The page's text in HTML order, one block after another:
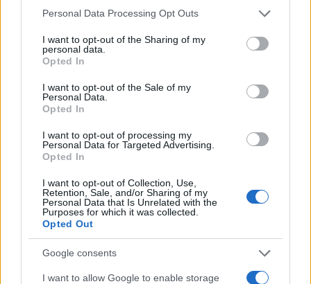
Please note that this website/app uses one or more Google
not limited to your visit or usage behaviour. You may click to
grant or deny consent to Google and its third-party tags to
use your data for below specified purposes in below Google
consent section.
Personal Data Processing Opt Outs
I want to opt-out of the Sharing of my
personal data.
Opted In
I want to opt-out of the Sale of my
Personal Data.
Opted In
I want to opt-out of processing my
Personal Data for Targeted Advertising.
Opted In
I want to opt-out of Collection, Use,
Retention, Sale, and/or Sharing of my
Personal Data that Is Unrelated with the
Purposes for which it was collected.
Opted Out
Google consents
I want to allow Google to enable storage
Mario Malu
Paolo Pinna
I nostri cari
I nostri cari